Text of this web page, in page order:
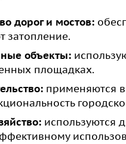
дорог и мостов:
затопление.
объекты:
площадках.
применяются
используются